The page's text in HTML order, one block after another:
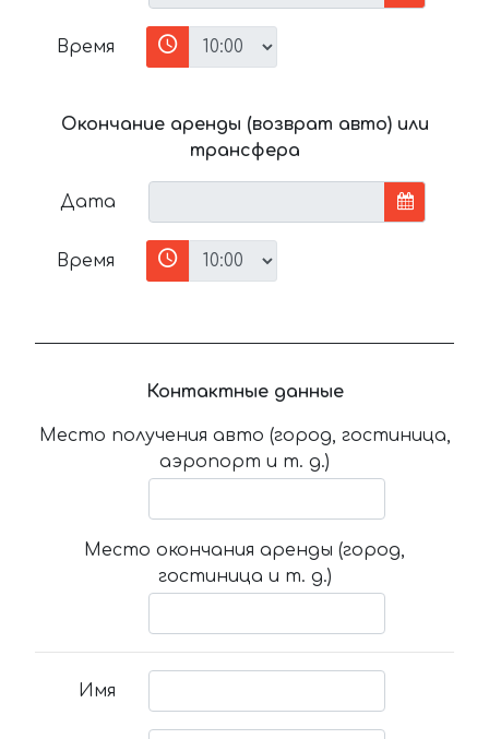
Время
Окончание аренды (возврат авто) или
трансфера
Дата
Время
Контактные данные
Место получения авто (город, гостиница,
аэропорт и т. д.)
Место окончания аренды (город,
гостиница и т. д.)
Имя